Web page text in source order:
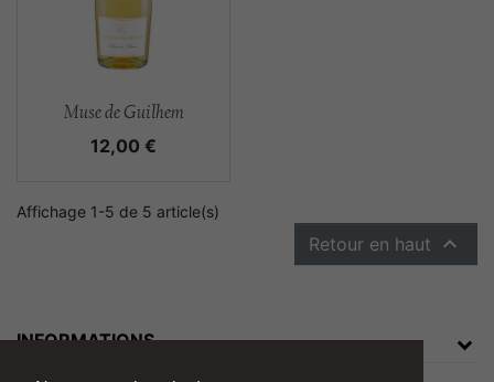
Aperçu rapide
Muse de Guilhem
Prix
12,00 €
Affichage 1-5 de 5 article(s)
Retour en haut 
INFORMATIONS